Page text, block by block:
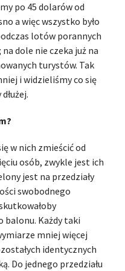
po 45 dolarów od
a więc wszystko było
lotów porannych
dole nie czeka już na
turystów. Tak
i widzieliśmy co się
w nich zmieścić od
osób, zwykle jest ich
jest na przedziały
swobodnego
balonu. Każdy taki
mniej więcej
identycznych
Do jednego przedziału